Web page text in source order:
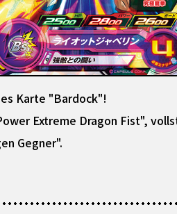
Karte "Bardock"!
Extreme Dragon Fist",
Gegner".